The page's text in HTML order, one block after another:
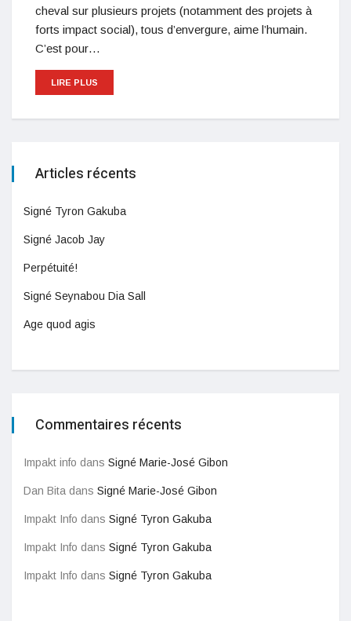
cheval sur plusieurs projets (notamment des projets à
forts impact social), tous d’envergure, aime l’humain.
C’est pour…
LIRE PLUS
Articles récents
Signé Tyron Gakuba
Signé Jacob Jay
Perpétuité!
Signé Seynabou Dia Sall
Age quod agis
Commentaires récents
Impakt info dans Signé Marie-José Gibon
Dan Bita dans Signé Marie-José Gibon
Impakt Info dans Signé Tyron Gakuba
Impakt Info dans Signé Tyron Gakuba
Impakt Info dans Signé Tyron Gakuba